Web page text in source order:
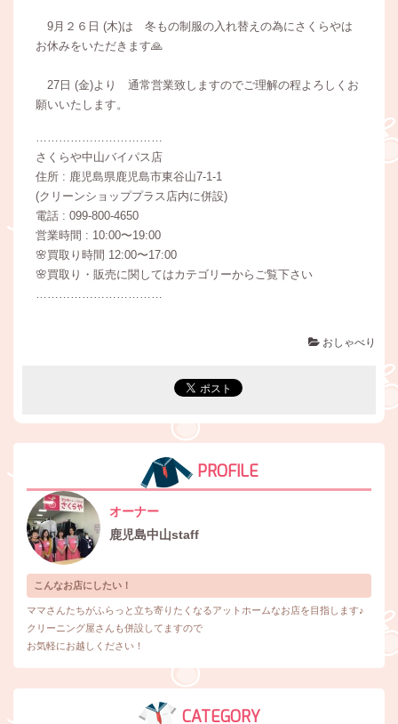
9月２６日 (木)は 冬もの制服の入れ替えの為にさくらやは
お休みをいただきます🙏
27日 (金)より 通常営業致しますのでご理解の程よろしくお
願いいたします。
さくらや中山バイパス店
住所 : 鹿児島県鹿児島市東谷山7-1-1
(クリーンショッププラス店内に併設)
電話 : 099-800-4650
営業時間 : 10:00〜19:00
🌸買取り時間 12:00〜17:00
🌸買取り・販売に関してはカテゴリーからご覧下さい
おしゃべり
PROFILE
オーナー
鹿児島中山staff
こんなお店にしたい！
ママさんたちがふらっと立ち寄りたくなるアットホームなお店を目指します♪
クリーニング屋さんも併設してますので
お気軽にお越しください！
CATEGORY